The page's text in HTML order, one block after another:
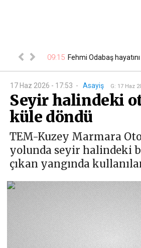
fiyatlar 09:15 Fehmi Odabaş
17 Haz 2026 - 17:53 - Asayiş G: 17 Haz
Seyir halindeki
küle döndü
TEM-Kuzey Marmara
yolunda seyir halindeki
çıkan yangında